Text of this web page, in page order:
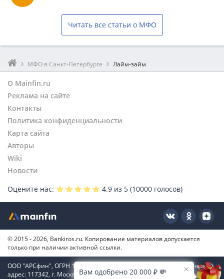
Читать все статьи о МФО
МФО в Санкт-Петербурге Лайм-займ
О Mainfin.ru
Реклама на сайте
Контакты
Политика конфиденциальности
Карта сайта
Авторы
Wiki
Новости
Оцените нас:
4.9 из 5 (10000 голосов)
© 2015 - 2026, Bankiros.ru. Копирование материалов допускается
только при наличии активной ссылки.
ООО "АРСфин", ОГРН 1187746346556, ИНН 7722445717, юридический
адрес: 117342, г. Москва, вн. тер. г. муниципальный округ Коньково,
Вам одобрено 20 000 ₽ 💸